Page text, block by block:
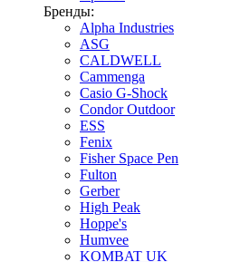
Бренды:
Alpha Industries
ASG
CALDWELL
Cammenga
Casio G-Shock
Condor Outdoor
ESS
Fenix
Fisher Space Pen
Fulton
Gerber
High Peak
Hoppe's
Humvee
KOMBAT UK